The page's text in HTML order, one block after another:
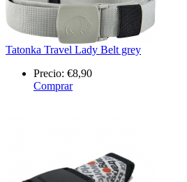
Tatonka Travel Lady Belt grey
Precio: €8,90
Comprar